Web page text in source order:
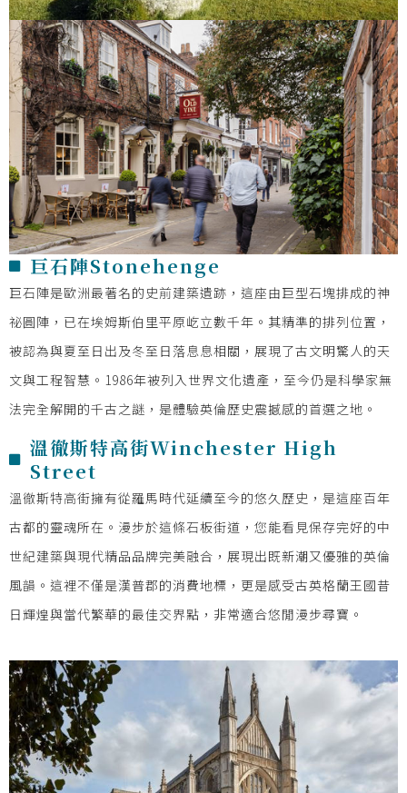
巨石陣Stonehenge
巨石陣是歐洲最著名的史前建築遺跡，這座由巨型石塊排成的神
祕圓陣，已在埃姆斯伯里平原屹立數千年。其精準的排列位置，
被認為與夏至日出及冬至日落息息相關，展現了古文明驚人的天
文與工程智慧。1986年被列入世界文化遺產，至今仍是科學家無
法完全解開的千古之謎，是體驗英倫歷史震撼感的首選之地。
溫徹斯特高街Winchester High
Street
溫徹斯特高街擁有從羅馬時代延續至今的悠久歷史，是這座百年
古都的靈魂所在。漫步於這條石板街道，您能看見保存完好的中
世紀建築與現代精品品牌完美融合，展現出既新潮又優雅的英倫
風韻。這裡不僅是漢普郡的消費地標，更是感受古英格蘭王國昔
日輝煌與當代繁華的最佳交界點，非常適合悠閒漫步尋寶。